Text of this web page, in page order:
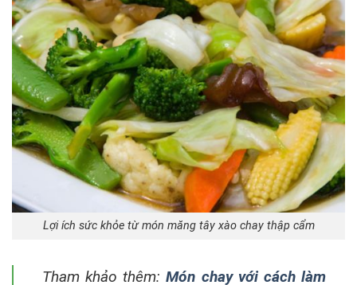
Lợi ích sức khỏe từ món măng tây xào chay thập cẩm
Tham khảo thêm:Món chay với cách làm